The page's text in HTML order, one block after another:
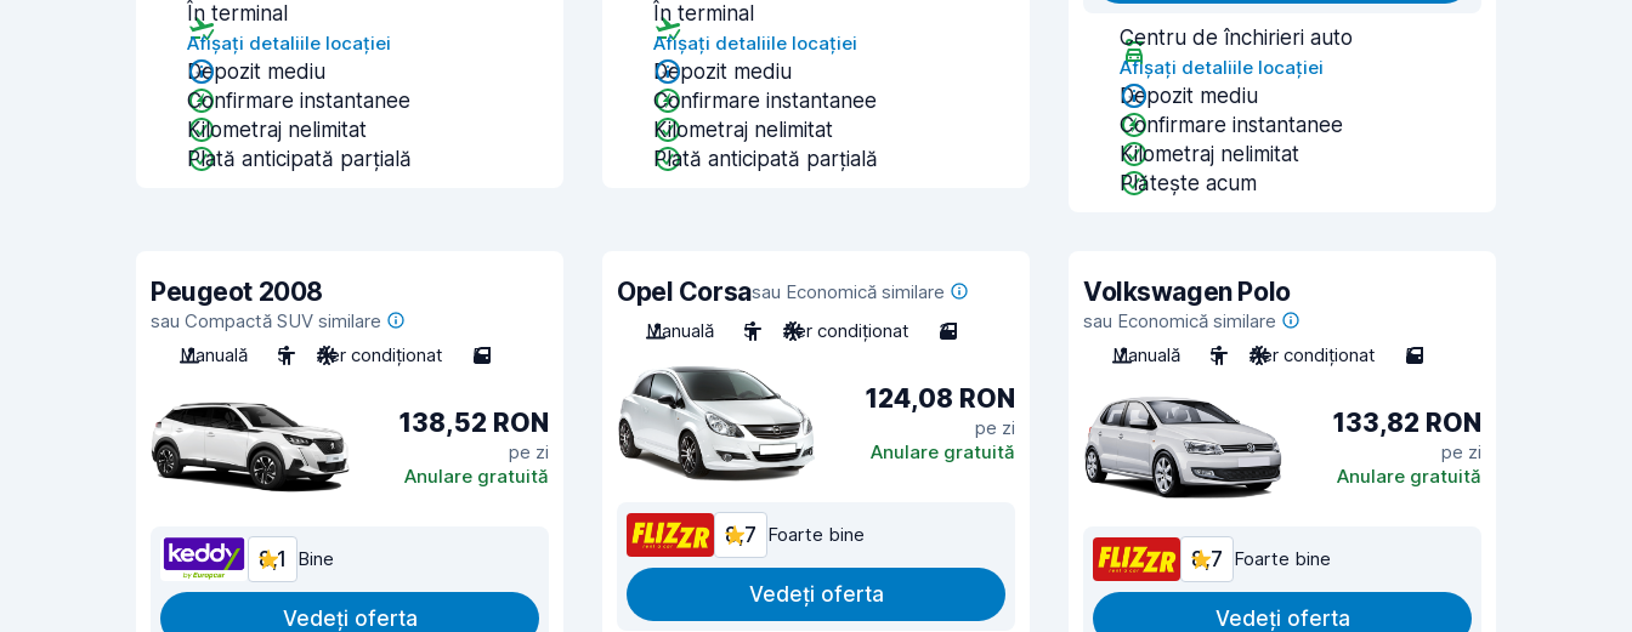
În terminal
Afișați detaliile locației
Depozit mediu
Confirmare instantanee
Kilometraj nelimitat
Plată anticipată parțială
În terminal
Afișați detaliile locației
Depozit mediu
Confirmare instantanee
Kilometraj nelimitat
Plată anticipată parțială
Centru de închirieri auto
Afișați detaliile locației
Depozit mediu
Confirmare instantanee
Kilometraj nelimitat
Plătește acum
Peugeot 2008
sau Compactă SUV similare
Manuală
5 Aer condiționat 5
138,52 RON
pe zi
Anulare gratuită
8,1 Bine
Vedeți oferta
Opel Corsasau Economică similare
Manuală
5 Aer condiționat 3
124,08 RON
pe zi
Anulare gratuită
8,7 Foarte bine
Vedeți oferta
Volkswagen Polo
sau Economică similare
Manuală
5 Aer condiționat 5
133,82 RON
pe zi
Anulare gratuită
8,7 Foarte bine
Vedeți oferta